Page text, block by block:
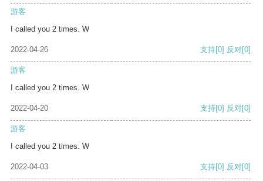
游客
I called you 2 times. W
2022-04-26 支持[0] 反对[0]
游客
I called you 2 times. W
2022-04-20 支持[0] 反对[0]
游客
I called you 2 times. W
2022-04-03 支持[0] 反对[0]